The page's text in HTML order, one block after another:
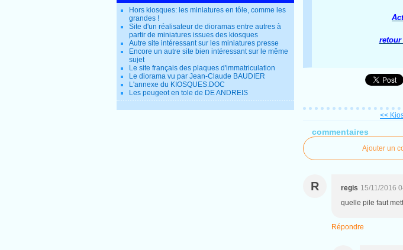
Hors kiosques: les miniatures en tôle, comme les
grandes !
Site d'un réalisateur de dioramas entre autres à
partir de miniatures issues des kiosques
Autre site intéressant sur les miniatures presse
Encore un autre site bien intéressant sur le même
sujet
Le site français des plaques d'immatriculation
Le diorama vu par Jean-Claude BAUDIER
L'annexe du KIOSQUES.DOC
Les peugeot en tole de DE ANDREIS
retour
<<
commentaires
Ajouter un
R regis 15/11/2016
quelle pile faut
Répondre